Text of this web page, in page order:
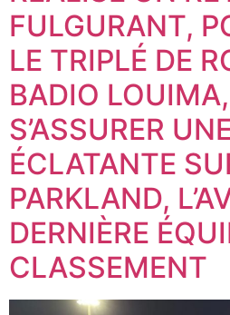
FULGURANT,
LE TRIPLÉ DE
BADIO
S’ASSURER
ÉCLATANTE
PARKLAND,
DERNIÈRE
CLASSEMENT